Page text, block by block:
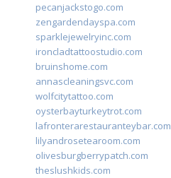
pecanjackstogo.com
zengardendayspa.com
sparklejewelryinc.com
ironcladtattoostudio.com
bruinshome.com
annascleaningsvc.com
wolfcitytattoo.com
oysterbayturkeytrot.com
lafronterarestauranteybar.com
lilyandrosetearoom.com
olivesburgberrypatch.com
theslushkids.com